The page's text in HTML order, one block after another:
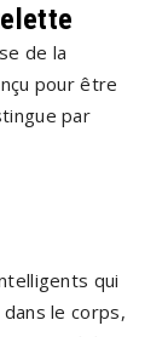
de la
pour être
par
qui
le corps,